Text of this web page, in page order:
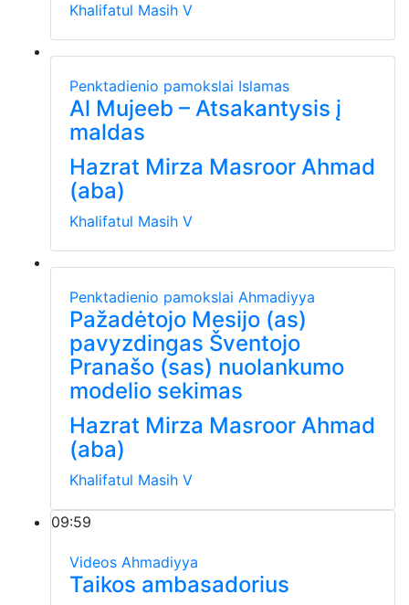
Khalifatul Masih V
Penktadienio pamokslai Islamas
Al Mujeeb – Atsakantysis į
maldas
Hazrat Mirza Masroor Ahmad
(aba)
Khalifatul Masih V
Penktadienio pamokslai Ahmadiyya
Pažadėtojo Mesijo (as)
pavyzdingas Šventojo
Pranašo (sas) nuolankumo
modelio sekimas
Hazrat Mirza Masroor Ahmad
(aba)
Khalifatul Masih V
09:59
Videos Ahmadiyya
Taikos ambasadorius